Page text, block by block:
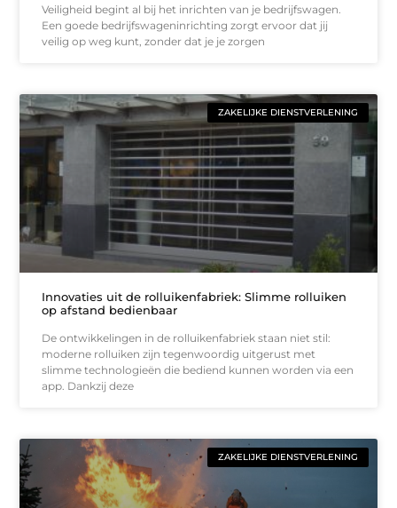
Veiligheid begint al bij het inrichten van je bedrijfswagen.
Een goede bedrijfswageninrichting zorgt ervoor dat jij
veilig op weg kunt, zonder dat je je zorgen
ZAKELIJKE DIENSTVERLENING
Innovaties uit de rolluikenfabriek: Slimme rolluiken
op afstand bedienbaar
De ontwikkelingen in de rolluikenfabriek staan niet stil:
moderne rolluiken zijn tegenwoordig uitgerust met
slimme technologieën die bediend kunnen worden via een
app. Dankzij deze
ZAKELIJKE DIENSTVERLENING